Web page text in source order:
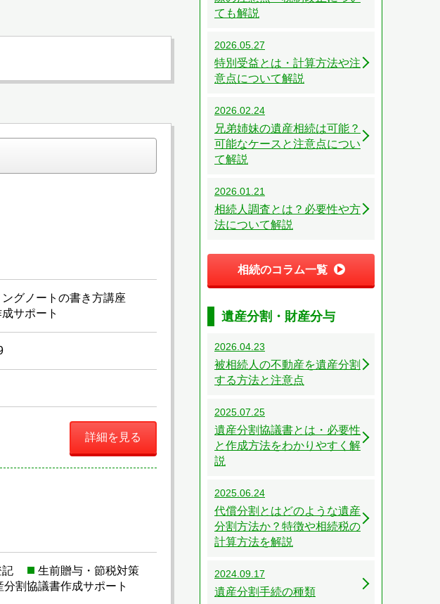
グノートの書き方講座
サポート
詳細を見る
記
生前贈与・節税対策
分割協議書作成サポート
ても解説
2026.05.27
特別受益とは・計算方法や注
意点について解説
2026.02.24
兄弟姉妹の遺産相続は可能？
可能なケースと注意点につい
て解説
2026.01.21
相続人調査とは？必要性や方
法について解説
相続のコラム一覧
遺産分割・財産分与
2026.04.23
被相続人の不動産を遺産分割
する方法と注意点
2025.07.25
遺産分割協議書とは・必要性
と作成方法をわかりやすく解
説
2025.06.24
代償分割とはどのような遺産
分割方法か？特徴や相続税の
計算方法を解説
2024.09.17
遺産分割手続の種類